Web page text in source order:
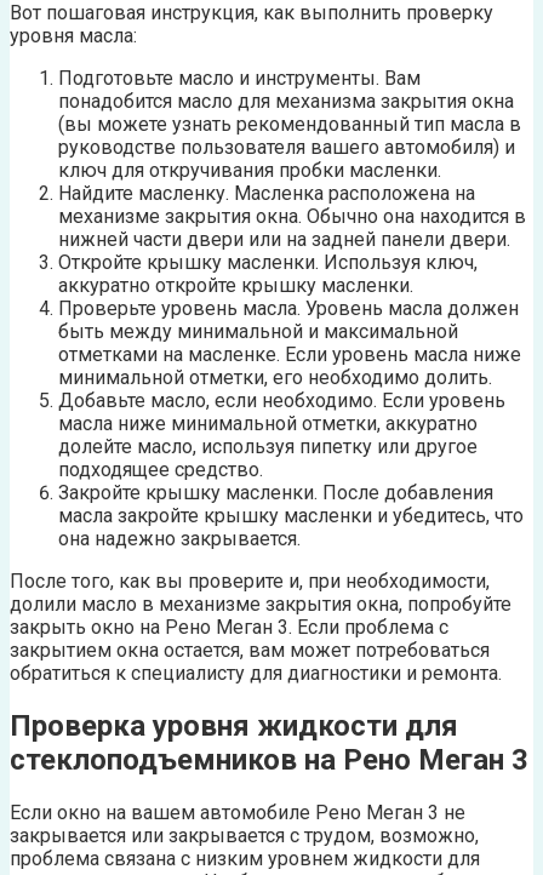
Вот пошаговая инструкция, как выполнить проверку
уровня масла:
Подготовьте масло и инструменты. Вам
понадобится масло для механизма закрытия окна
(вы можете узнать рекомендованный тип масла в
руководстве пользователя вашего автомобиля) и
ключ для откручивания пробки масленки.
Найдите масленку. Масленка расположена на
механизме закрытия окна. Обычно она находится в
нижней части двери или на задней панели двери.
Откройте крышку масленки. Используя ключ,
аккуратно откройте крышку масленки.
Проверьте уровень масла. Уровень масла должен
быть между минимальной и максимальной
отметками на масленке. Если уровень масла ниже
минимальной отметки, его необходимо долить.
Добавьте масло, если необходимо. Если уровень
масла ниже минимальной отметки, аккуратно
долейте масло, используя пипетку или другое
подходящее средство.
Закройте крышку масленки. После добавления
масла закройте крышку масленки и убедитесь, что
она надежно закрывается.
После того, как вы проверите и, при необходимости,
долили масло в механизме закрытия окна, попробуйте
закрыть окно на Рено Меган 3. Если проблема с
закрытием окна остается, вам может потребоваться
обратиться к специалисту для диагностики и ремонта.
Проверка уровня жидкости для
стеклоподъемников на Рено Меган 3
Если окно на вашем автомобиле Рено Меган 3 не
закрывается или закрывается с трудом, возможно,
проблема связана с низким уровнем жидкости для